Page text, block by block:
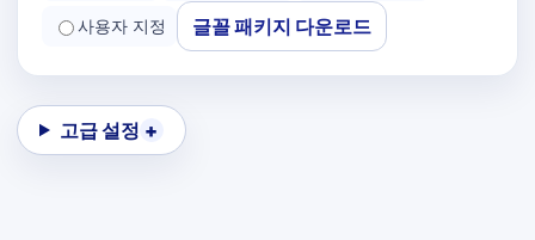
사용자 지정 글꼴 패키지 다운로드
고급 설정